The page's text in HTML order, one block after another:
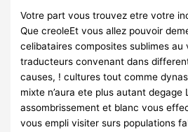
Votre part vous trouvez etre votre
Que creoleEt vous allez pouvoir
celibataires composites sublimes au
traducteurs convenant dans
causes, ! cultures tout comme
mixte n’aura ete plus autant degage
assombrissement et blanc vous
vous empli visiter surs populations